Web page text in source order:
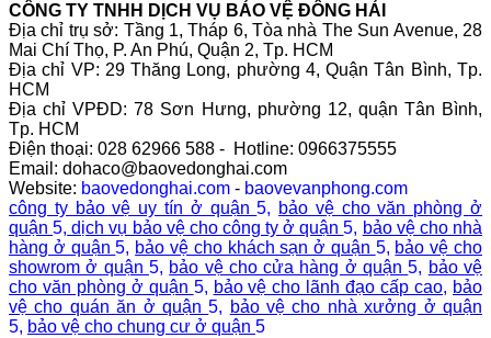
CÔNG TY TNHH DỊCH VỤ BẢO VỆ ĐÔNG HẢI
Địa chỉ trụ sở: Tầng 1, Tháp 6, Tòa nhà The Sun Avenue, 28
Mai Chí Thọ, P. An Phú, Quận 2, Tp. HCM
Địa chỉ VP: 29 Thăng Long, phường 4, Quận Tân Bình, Tp.
HCM
Địa chỉ VPĐD: 78 Sơn Hưng, phường 12, quận Tân Bình,
Tp. HCM
Điện thoại: 028 62966 588 - Hotline: 0966375555
Email: dohaco@baovedonghai.com
Website: baovedonghai.com - baovevanphong.com
công ty bảo vệ uy tín ở quận5, bảo vệ cho văn phòng ở
quận5, dịch vụ bảo vệ cho công ty ở quận5, bảo vệ cho nhà
hàng ở quận5, bảo vệ cho khách sạn ở quận 5, bảo vệ cho
showrom ở quận 5, bảo vệ cho cửa hàng ở quận5, bảo vệ
cho văn phòng ở quận 5, bảo vệ cho lãnh đạo cấp cao, bảo
vệ cho quán ăn ở quận5, bảo vệ cho nhà xưởng ở quận
5, bảo vệ cho chung cư ở quận 5